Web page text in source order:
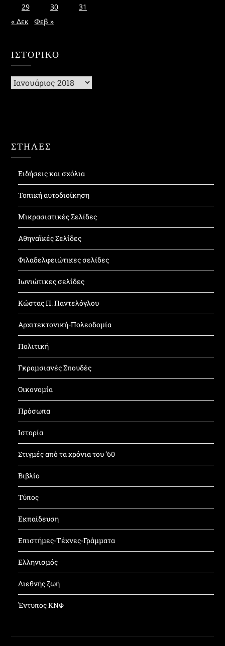
29
30
31
« Δεκ
Φεβ »
ΙΣΤΟΡΙΚΌ
Ιστορικό
ΣΤΗΛΕΣ
Ειδήσεις και σχόλια
Τοπική αυτοδιοίκηση
Μικρασιατικές Σελίδες
Αθηναϊκές Σελίδες
Φιλαδελφειώτικες σελίδες
Ιωνιώτικες σελίδες
Κώστας Π. Παντελόγλου
Αρχιτεκτονική-Πολεοδομία
Πολιτική
Γκραμσιανές Σπουδές
Οικονομία
Πρόσωπα
Ιστορία
Στιγμές από τα χρόνια του ’60
Βιβλίο
Τύπος
Εκπαίδευση
Επιστήμες-Τέχνες-Γράμματα
Ελληνισμός
Διεθνής ζωή
Έντυπος ΚΝΦ